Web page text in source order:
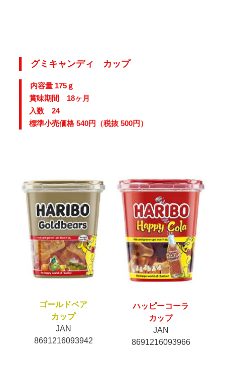
グミキャンディ カップ
内容量 175ｇ
賞味期間 18ヶ月
入数 24
標準小売価格 540円（税抜 500円）
ゴールドベア
カップ
JAN
8691216093942
ハッピーコーラ
カップ
JAN
8691216093966